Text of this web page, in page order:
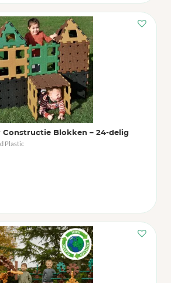
Constructie Blokken – 24-delig
Plastic